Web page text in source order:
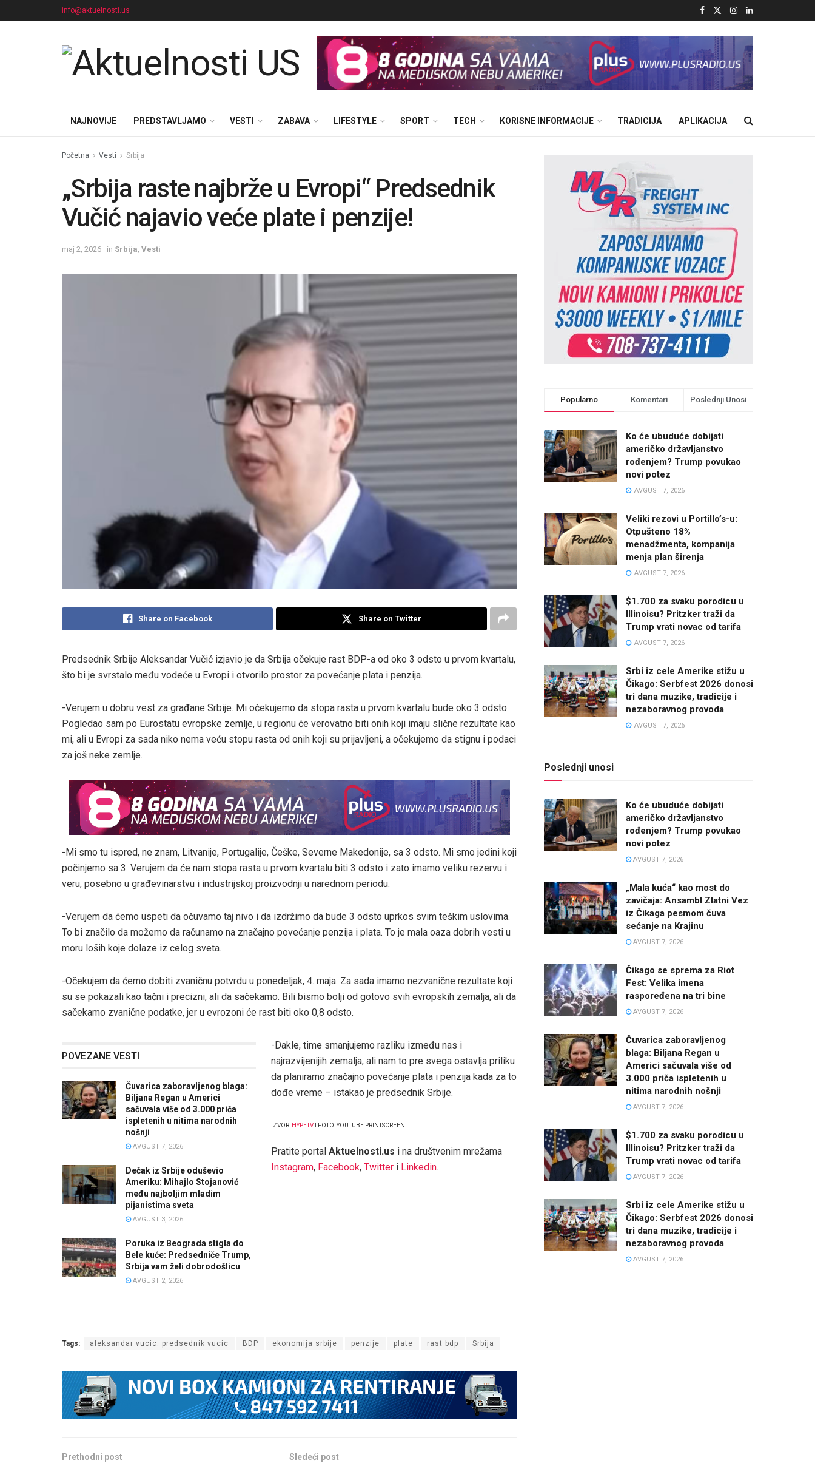
info@aktuelnosti.us
NAJNOVIJE PREDSTAVLJAMO VESTI ZABAVA LIFESTYLE SPORT TECH KORISNE INFORMACIJE TRADICIJA APLIKACIJA
Početna Vesti Srbija
„Srbija raste najbrže u Evropi“ Predsednik
Vučić najavio veće plate i penzije!
maj 2, 2026 in Srbija Vesti
Share on Facebook Share on Twitter
Predsednik Srbije Aleksandar Vučić izjavio je da Srbija očekuje rast BDP-a od oko 3 odsto u prvom kvartalu,
što bi je svrstalo među vodeće u Evropi i otvorilo prostor za povećanje plata i penzija.
-Verujem u dobru vest za građane Srbije. Mi očekujemo da stopa rasta u prvom kvartalu bude oko 3 odsto.
Pogledao sam po Eurostatu evropske zemlje, u regionu će verovatno biti onih koji imaju slične rezultate kao
mi, ali u Evropi za sada niko nema veću stopu rasta od onih koji su prijavljeni, a očekujemo da stignu i podaci
za još neke zemlje.
-Mi smo tu ispred, ne znam, Litvanije, Portugalije, Češke, Severne Makedonije, sa 3 odsto. Mi smo jedini koji
počinjemo sa 3. Verujem da će nam stopa rasta u prvom kvartalu biti 3 odsto i zato imamo veliku rezervu i
veru, posebno u građevinarstvu i industrijskoj proizvodnji u narednom periodu.
-Verujem da ćemo uspeti da očuvamo taj nivo i da izdržimo da bude 3 odsto uprkos svim teškim uslovima.
To bi značilo da možemo da računamo na značajno povećanje penzija i plata. To je mala oaza dobrih vesti u
moru loših koje dolaze iz celog sveta.
-Očekujem da ćemo dobiti zvaničnu potvrdu u ponedeljak, 4. maja. Za sada imamo nezvanične rezultate koji
su se pokazali kao tačni i precizni, ali da sačekamo. Bili bismo bolji od gotovo svih evropskih zemalja, ali da
sačekamo zvanične podatke, jer u evrozoni će rast biti oko 0,8 odsto.
POVEZANE VESTI
Čuvarica zaboravljenog blaga:
Biljana Regan u Americi
sačuvala više od 3.000 priča
ispletenih u nitima narodnih
nošnji
AVGUST 7, 2026
Dečak iz Srbije oduševio
Ameriku: Mihajlo Stojanović
među najboljim mladim
pijanistima sveta
AVGUST 3, 2026
Poruka iz Beograda stigla do
Bele kuće: Predsedniče Trump,
Srbija vam želi dobrodošlicu
AVGUST 2, 2026
-Dakle, time smanjujemo razliku između nas i
najrazvijenijih zemalja, ali nam to pre svega ostavlja priliku
da planiramo značajno povećanje plata i penzija kada za to
dođe vreme – istakao je predsednik Srbije.
IZVOR: HYPETV I FOTO: YOUTUBE PRINTSCREEN
Pratite portal Aktuelnosti.us i na društvenim mrežama
Instagram, Facebook, Twitter i Linkedin.
Tags: aleksandar vucic. predsednik vucic BDP ekonomija srbije penzije plate rast bdp Srbija
Prethodni post Sledeći post
Popularno Komentari Poslednji Unosi
Ko će ubuduće dobijati
američko državljanstvo
rođenjem? Trump povukao
novi potez
AVGUST 7, 2026
Veliki rezovi u Portillo’s-u:
Otpušteno 18%
menadžmenta, kompanija
menja plan širenja
AVGUST 7, 2026
$1.700 za svaku porodicu u
Illinoisu? Pritzker traži da
Trump vrati novac od tarifa
AVGUST 7, 2026
Srbi iz cele Amerike stižu u
Čikago: Serbfest 2026 donosi
tri dana muzike, tradicije i
nezaboravnog provoda
AVGUST 7, 2026
Poslednji unosi
Ko će ubuduće dobijati
američko državljanstvo
rođenjem? Trump povukao
novi potez
AVGUST 7, 2026
„Mala kuća“ kao most do
zavičaja: Ansambl Zlatni Vez
iz Čikaga pesmom čuva
sećanje na Krajinu
AVGUST 7, 2026
Čikago se sprema za Riot
Fest: Velika imena
raspoređena na tri bine
AVGUST 7, 2026
Čuvarica zaboravljenog
blaga: Biljana Regan u
Americi sačuvala više od
3.000 priča ispletenih u
nitima narodnih nošnji
AVGUST 7, 2026
$1.700 za svaku porodicu u
Illinoisu? Pritzker traži da
Trump vrati novac od tarifa
AVGUST 7, 2026
Srbi iz cele Amerike stižu u
Čikago: Serbfest 2026 donosi
tri dana muzike, tradicije i
nezaboravnog provoda
AVGUST 7, 2026